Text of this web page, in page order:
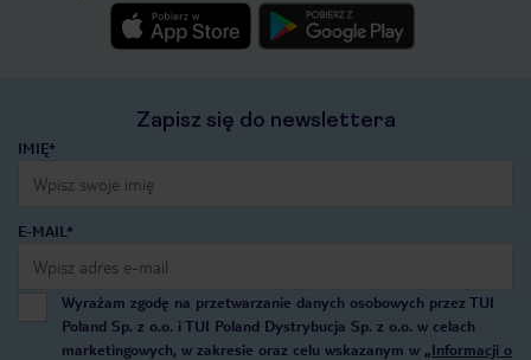
Zapisz się do newslettera
IMIĘ*
E-MAIL*
Wyrażam zgodę na przetwarzanie danych osobowych przez TUI
Poland Sp. z o.o. i TUI Poland Dystrybucja Sp. z o.o. w celach
marketingowych, w zakresie oraz celu wskazanym w „Informacji o